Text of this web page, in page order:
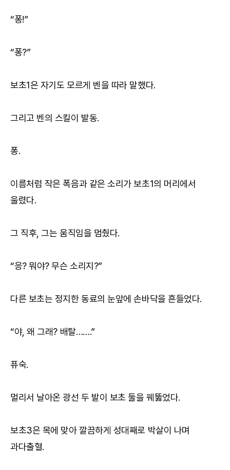
“퐁!”
“퐁?”
보초1은 자기도 모르게 벤을 따라 말했다.
그리고 벤의 스킬이 발동.
퐁.
이름처럼 작은 폭음과 같은 소리가 보초1의 머리에서
울렸다.
그 직후, 그는 움직임을 멈췄다.
“응? 뭐야? 무슨 소리지?”
다른 보초는 정지한 동료의 눈앞에 손바닥을 흔들었다.
“야, 왜 그래? 배탈…….”
퓨숙.
멀리서 날아온 광선 두 발이 보초 둘을 꿰뚫었다.
보초3은 목에 맞아 깔끔하게 성대째로 박살이 나며
과다출혈.